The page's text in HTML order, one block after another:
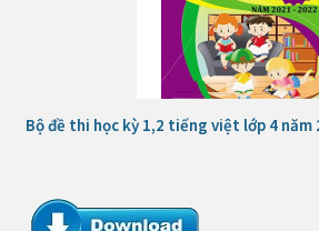
Bộ đề thi học kỳ 1,2 tiếng việt lớp 4 năm